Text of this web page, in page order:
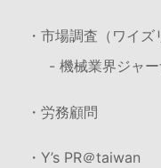
・市場調査（ワイズ
- 機械業界ジャ
・労務顧問
・Y’s PR＠taiwan